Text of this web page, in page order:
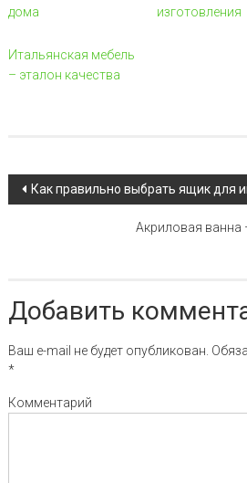
дома
изготовления
Итальянская мебель
– эталон качества
Навигация по
Как правильно выбрать ящик для
Акриловая ванна
Добавить
Ваш e-mail не будет опубликован.
*
Комментарий